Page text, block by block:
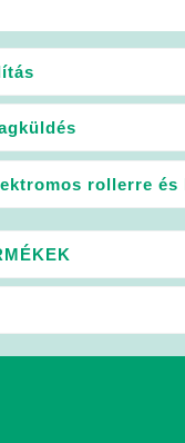
rollerre és